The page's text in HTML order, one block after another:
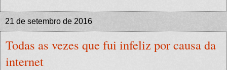
21 de setembro de 2016
Todas as vezes que fui infeliz por causa da
internet